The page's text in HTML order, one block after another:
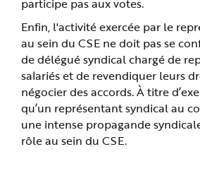
Enfin, l'activité exercée par le
au sein du CSE ne doit pas se
de délégué syndical chargé de
salariés et de revendiquer leurs
négocier des accords. À titre
qu’un représentant syndical au
une intense propagande
rôle au sein du CSE.